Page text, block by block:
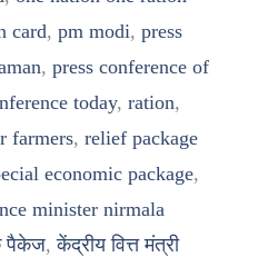
card, pm modi, press
, press conference of
today, ration,
farmers, relief package
economic package,
minister nirmala
पैकेज,केंद्रीय वित्त मंत्री